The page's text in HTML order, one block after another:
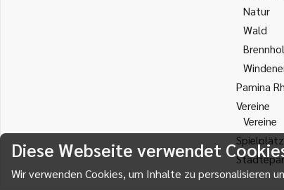
Natur
Wald
Pamina
Vereine
Vereine
Diese Webseite verwendet
Wir verwenden Cookies, um Inhalte zu personalisieren